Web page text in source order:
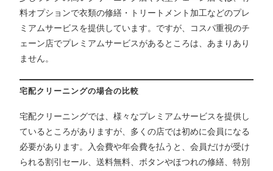
料オプションで衣類の修繕・トリートメント加工などのプレ
ミアムサービスを提供しています。ですが、コスパ重視のチ
ェーン店でプレミアムサービスがあるところは、あまりあり
ません。
宅配クリーニングの場合の比較
宅配クリーニングでは、様々なプレミアムサービスを提供し
ているところがありますが、多くの店では初めに会員になる
必要があります。入会費や年会費を払うと、会員だけが受け
られる割引セール、送料無料、ボタンやほつれの修繕、特別